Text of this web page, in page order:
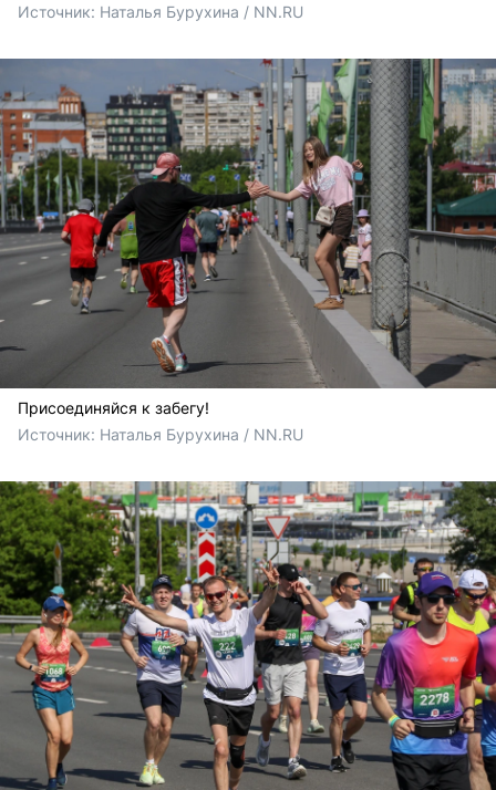
Источник: Наталья Бурухина / NN.RU
Присоединяйся к забегу!
Источник: Наталья Бурухина / NN.RU